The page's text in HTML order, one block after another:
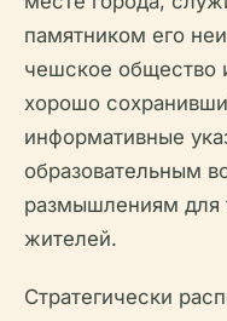
памятником его
чешское общество
хорошо
информативные
образовательным
размышлениям для
жителей.
Стратегически